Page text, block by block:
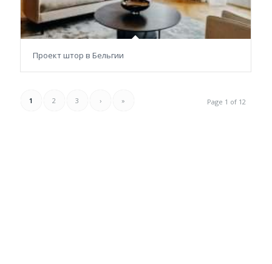
Проект штор в Бельгии
Page 1 of 12
1 2 3 › »